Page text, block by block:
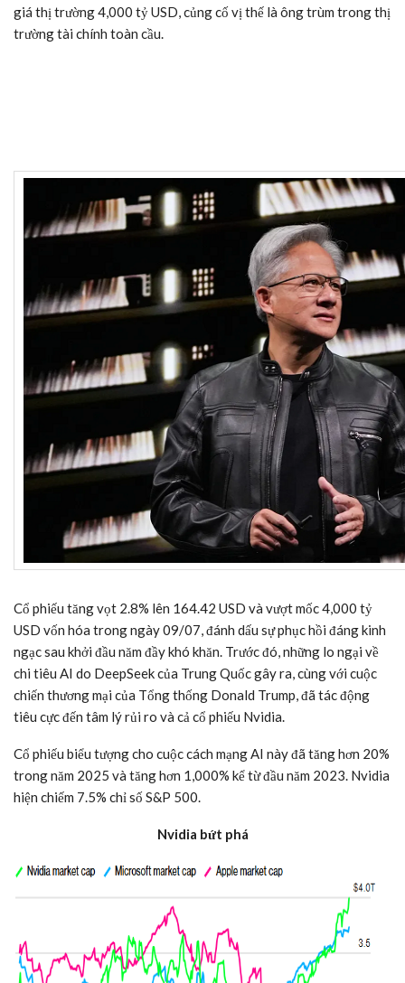
giá thị trường 4,000 tỷ USD, củng cố vị thế là ông trùm trong thị
trường tài chính toàn cầu.
Cổ phiếu tăng vọt 2.8% lên 164.42 USD và vượt mốc 4,000 tỷ
USD vốn hóa trong ngày 09/07, đánh dấu sự phục hồi đáng kinh
ngạc sau khởi đầu năm đầy khó khăn. Trước đó, những lo ngại về
chi tiêu AI do DeepSeek của Trung Quốc gây ra, cùng với cuộc
chiến thương mại của Tổng thống Donald Trump, đã tác động
tiêu cực đến tâm lý rủi ro và cả cổ phiếu Nvidia.
Cổ phiếu biểu tượng cho cuộc cách mạng AI này đã tăng hơn 20%
trong năm 2025 và tăng hơn 1,000% kể từ đầu năm 2023. Nvidia
hiện chiếm 7.5% chỉ số S&P 500.
Nvidia bứt phá